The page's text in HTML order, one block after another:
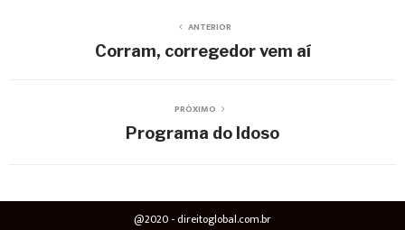
ANTERIOR
Corram, corregedor vem aí
PRÓXIMO
Programa do Idoso
@2020 - direitoglobal.com.br